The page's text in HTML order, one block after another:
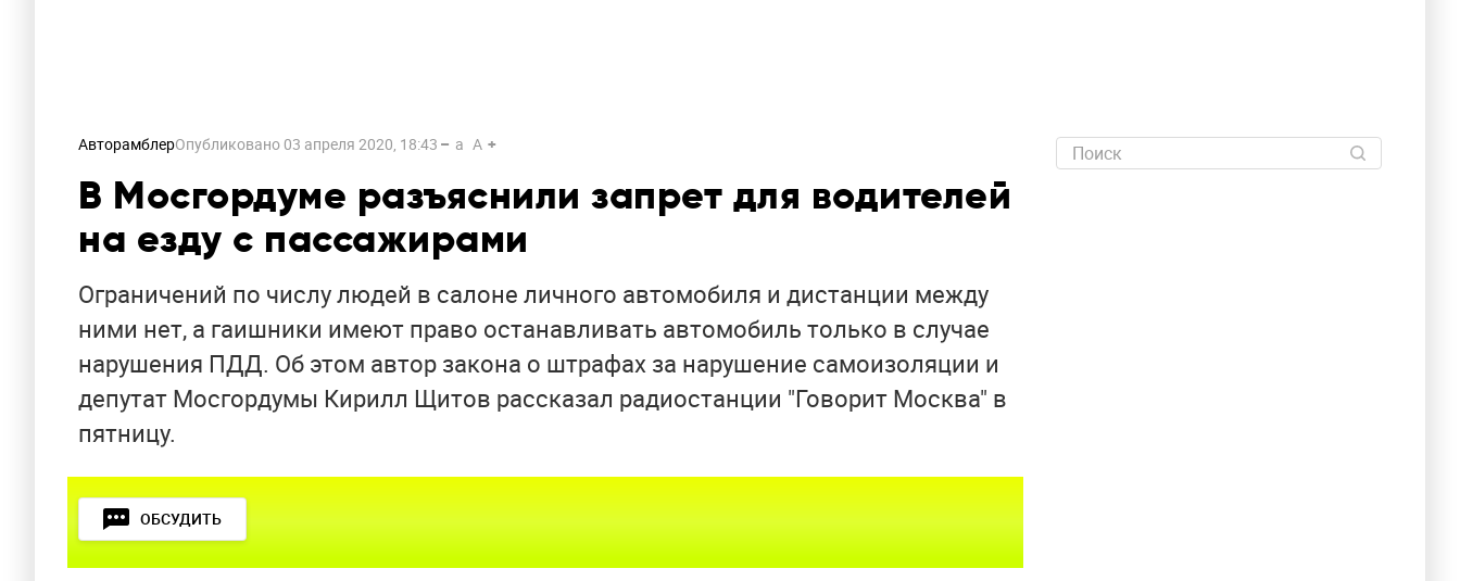
АвторамблерОпубликовано 03 апреля 2020, 18:43 a A
В Мосгордуме разъяснили запрет для водителей
на езду с пассажирами
Ограничений по числу людей в салоне личного автомобиля и дистанции между
ними нет, а гаишники имеют право останавливать автомобиль только в случае
нарушения ПДД. Об этом автор закона о штрафах за нарушение самоизоляции и
депутат Мосгордумы Кирилл Щитов рассказал радиостанции "Говорит Москва" в
пятницу.
ОБСУДИТЬ